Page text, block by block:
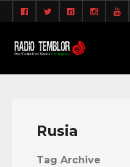
Rusia
Tag Archive